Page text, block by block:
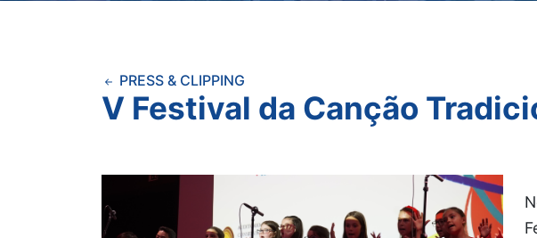
PRESS & CLIPPING
V Festival da Canção